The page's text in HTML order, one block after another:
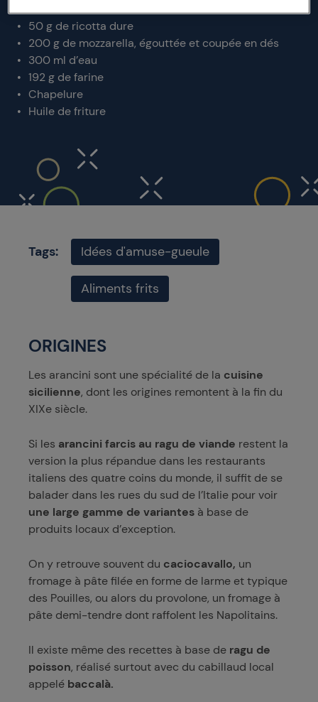
50 g de ricotta dure
200 g de mozzarella, égouttée et coupée en dés
300 ml d’eau
192 g de farine
Chapelure
Huile de friture
Tags: Idées d'amuse-gueule
Aliments frits
ORIGINES
Les arancini sont une spécialité de la cuisine
sicilienne, dont les origines remontent à la fin du
XIXe siècle.
Si les arancini farcis au ragu de viande restent la
version la plus répandue dans les restaurants
italiens des quatre coins du monde, il suffit de se
balader dans les rues du sud de l’Italie pour voir
une large gamme de variantes à base de
produits locaux d’exception.
On y retrouve souvent du caciocavallo, un
fromage à pâte filée en forme de larme et typique
des Pouilles, ou alors du provolone, un fromage à
pâte demi-tendre dont raffolent les Napolitains.
Il existe même des recettes à base de ragu de
poisson, réalisé surtout avec du cabillaud local
appelé baccalà.